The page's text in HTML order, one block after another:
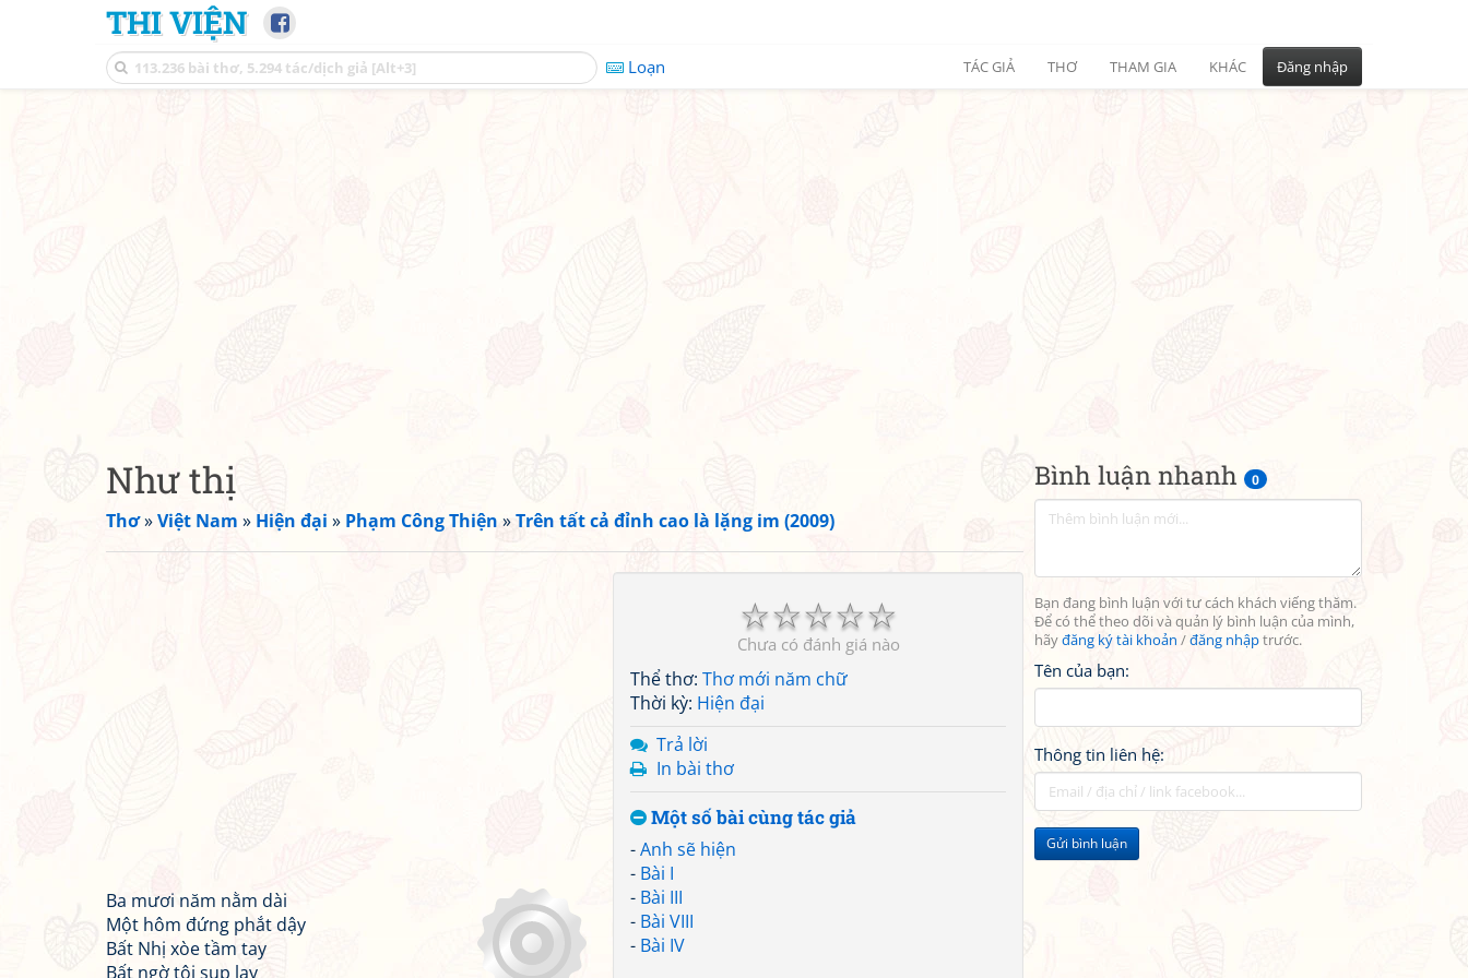
THI VIỆN
Loạn TÁC GIẢ THƠ THAM GIA KHÁC Đăng nhập
Bình luận nhanh 0
Bạn đang bình luận với tư cách khách viếng thăm.
Để có thể theo dõi và quản lý bình luận của mình,
hãyđăng ký tài khoản /đăng nhậptrước.
Tên của bạn:
Thông tin liên hệ:
Gửi bình luận
Như thị
Thơ»Việt Nam » Hiện đại » Phạm Công Thiện »Trên tất cả đỉnh cao là lặng im (2009)
☆
☆
☆
☆
☆
Chưa có đánh giá nào
Thể thơ: Thơ mới năm chữ
Thời kỳ: Hiện đại
Trả lời
In bài thơ
Một số bài cùng tác giả
-Anh sẽ hiện
- Bài I
- Bài III
- Bài VIII
- Bài IV
Ba mươi năm nằm dài
Một hôm đứng phắt dậy
Bất Nhị xòe tầm tay
Bất ngờ tôi sụp lạy